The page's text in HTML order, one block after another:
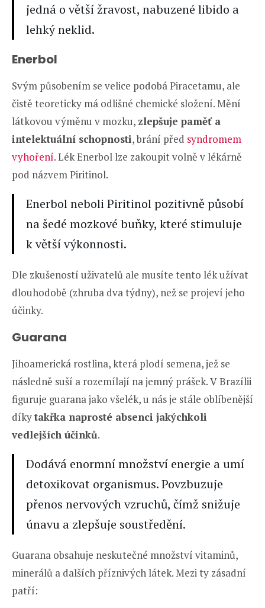
jedná o větší žravost, nabuzené libido a
lehký neklid.
Enerbol
Svým působením se velice podobá Piracetamu, ale
čistě teoreticky má odlišné chemické složení. Mění
látkovou výměnu v mozku, zlepšuje paměť a
intelektuální schopnosti, brání před syndromem
vyhoření. Lék Enerbol lze zakoupit volně v lékárně
pod názvem Piritinol.
Enerbol neboli Piritinol pozitivně působí
na šedé mozkové buňky, které stimuluje
k větší výkonnosti.
Dle zkušeností uživatelů ale musíte tento lék užívat
dlouhodobě (zhruba dva týdny), než se projeví jeho
účinky.
Guarana
Jihoamerická rostlina, která plodí semena, jež se
následně suší a rozemílají na jemný prášek. V Brazílii
figuruje guarana jako všelék, u nás je stále oblíbenější
díkytakřka naprosté absenci jakýchkoli
vedlejších účinků.
Dodává enormní množství energie a umí
detoxikovat organismus. Povzbuzuje
přenos nervových vzruchů, čímž snižuje
únavu a zlepšuje soustředění.
Guarana obsahuje neskutečné množství vitaminů,
minerálů a dalších příznivých látek. Mezi ty zásadní
patří: